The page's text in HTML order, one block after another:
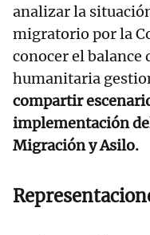
analizar la
migratorio por la
conocer el balance
humanitaria
compartir
implementación
Migración y Asilo.